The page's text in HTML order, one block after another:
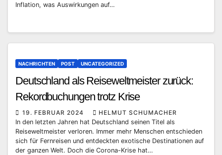
Inflation, was Auswirkungen auf…
NACHRICHTEN POST UNCATEGORIZED
Deutschland als Reiseweltmeister zurück:
Rekordbuchungen trotz Krise
19. FEBRUAR 2024
HELMUT SCHUMACHER
In den letzten Jahren hat Deutschland seinen Titel als
Reiseweltmeister verloren. Immer mehr Menschen entschieden
sich für Fernreisen und entdeckten exotische Destinationen auf
der ganzen Welt. Doch die Corona-Krise hat…